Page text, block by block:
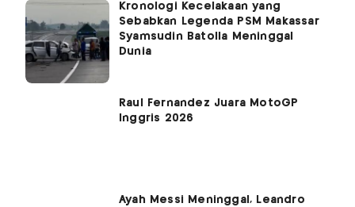
Kronologi Kecelakaan yang
Sebabkan Legenda PSM Makassar
Syamsudin Batolla Meninggal
Dunia
Raul Fernandez Juara MotoGP
Inggris 2026
Ayah Messi Meninggal, Leandro